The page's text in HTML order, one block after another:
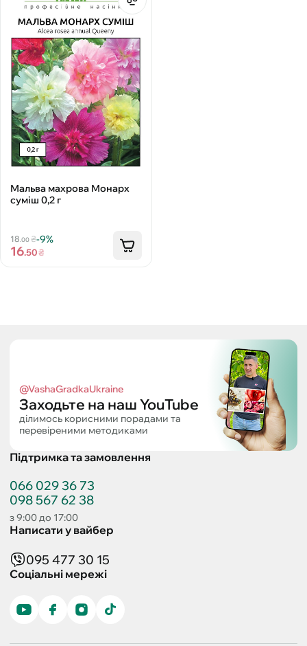
Мальва махрова Монарх
суміш 0,2 г
18.00₴-9%
16.50₴
@VashaGradkaUkraine
Заходьте на наш YouTube
ділимось корисними порадами та
перевіреними методиками
Підтримка та замовлення
066 029 36 73
098 567 62 38
з 9:00 до 17:00
Написати у вайбер
095 477 30 15
Соціальні мережі